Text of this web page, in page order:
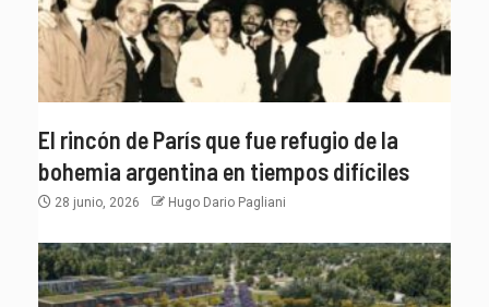
El rincón de París que fue refugio de la
bohemia argentina en tiempos difíciles
28 junio, 2026 Hugo Dario Pagliani